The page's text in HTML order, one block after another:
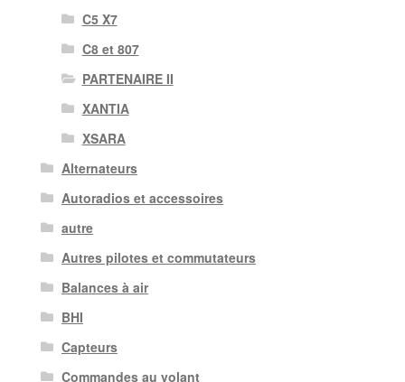
C5 X7
C8 et 807
PARTENAIRE II
XANTIA
XSARA
Alternateurs
Autoradios et accessoires
autre
Autres pilotes et commutateurs
Balances à air
BHI
Capteurs
Commandes au volant